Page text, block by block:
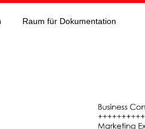
Raum für Dokumentation